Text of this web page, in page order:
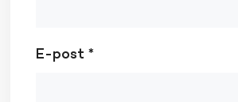
E-post *